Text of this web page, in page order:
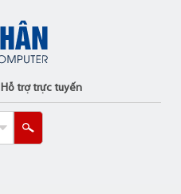
Hỗ trợ trực tuyến